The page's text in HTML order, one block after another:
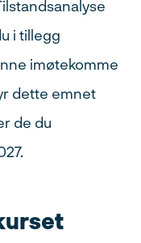
i tillegg
imøtekomme
dette emnet
de du